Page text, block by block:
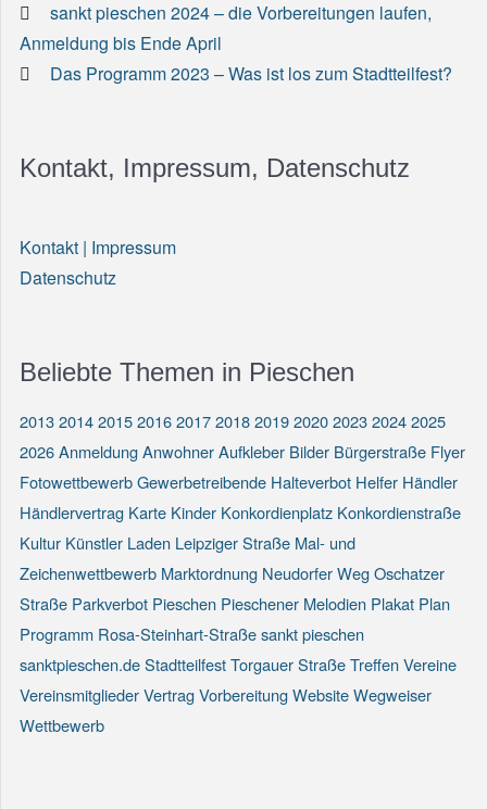
sankt pieschen 2024 – die Vorbereitungen laufen,
Anmeldung bis Ende April
Das Programm 2023 – Was ist los zum Stadtteilfest?
Kontakt, Impressum, Datenschutz
Kontakt | Impressum
Datenschutz
Beliebte Themen in Pieschen
20132014201520162017201820192020202320242025
2026AnmeldungAnwohnerAufkleber Bilder Bürgerstraße Flyer
FotowettbewerbGewerbetreibende Halteverbot Helfer Händler
Händlervertrag Karte Kinder Konkordienplatz Konkordienstraße
Kultur Künstler Laden Leipziger Straße Mal- und
Zeichenwettbewerb Marktordnung Neudorfer WegOschatzer
Straße Parkverbot Pieschen Pieschener Melodien Plakat Plan
Programm Rosa-Steinhart-Straßesankt pieschen
sanktpieschen.deStadtteilfestTorgauer StraßeTreffenVereine
VereinsmitgliederVertragVorbereitungWebsiteWegweiser
Wettbewerb